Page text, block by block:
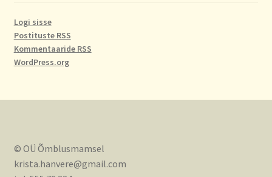
Logi sisse
Postituste RSS
Kommentaaride RSS
WordPress.org
© OÜ Õmblusmamsel
krista.hanvere@gmail.com